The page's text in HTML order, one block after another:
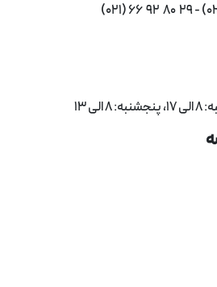
(021) 66 92 80 29 -
13